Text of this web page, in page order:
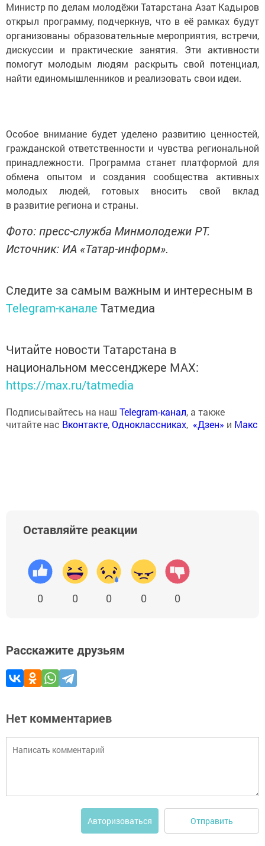
Министр по делам молодёжи Татарстана Азат Кадыров
открыл программу, подчеркнув, что в её рамках будут
организованы образовательные мероприятия, встречи,
дискуссии и практические занятия. Эти активности
помогут молодым людям раскрыть свой потенциал,
найти единомышленников и реализовать свои идеи.
Особое внимание будет уделено развитию ценностей,
гражданской ответственности и чувства региональной
принадлежности. Программа станет платформой для
обмена опытом и создания сообщества активных
молодых людей, готовых вносить свой вклад
в развитие региона и страны.
Фото: пресс-служба Минмолодежи РТ.
Источник: ИА «Татар-информ».
Следите за самым важным и интересным в
Telegram-канале Татмедиа
Читайте новости Татарстана в
национальном мессенджере MАХ:
https://max.ru/tatmedia
Подписывайтесь на наш Telegram-канал, а также
читайте нас Вконтакте,Одноклассниках, «Дзен» и Макс
Оставляйте реакции
0 0 0 0 0
Расскажите друзьям
Нет комментариев
Авторизоваться Отправить